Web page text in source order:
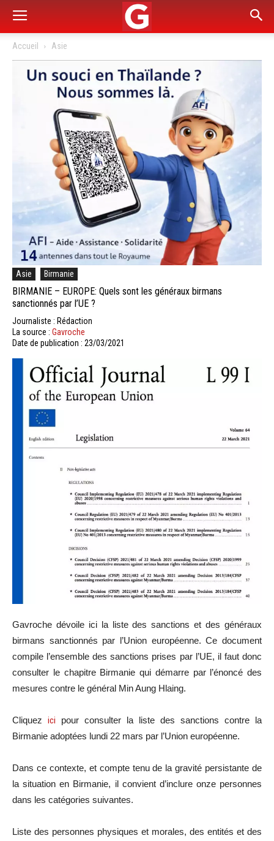
Accueil Asie
Asie Birmanie
BIRMANIE – EUROPE: Quels sont les généraux birmans
sanctionnés par l’UE ?
Journaliste : Rédaction
La source : Gavroche
Date de publication : 23/03/2021
Gavroche dévoile ici la liste des sanctions et des généraux
birmans sanctionnés par l’Union européenne. Ce document
compile l’ensemble des sanctions prises par l’UE, il faut donc
consulter le chapitre Birmanie qui démarre par l’énoncé des
mesures contre le général Min Aung Hlaing.
Cliquez ici pour consulter la liste des sanctions contre la
Birmanie adoptées lundi 22 mars par l’Union européenne.
Dans ce contexte, et compte tenu de la gravité persistante de
la situation en Birmanie, il convient d’inclure onze personnes
dans les catégories suivantes.
Liste des personnes physiques et morales, des entités et des